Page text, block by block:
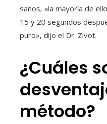
sanos, «la mayoría de
15 y 20 segundos
puro», dijo el Dr. Zivot.
¿Cuáles
método?